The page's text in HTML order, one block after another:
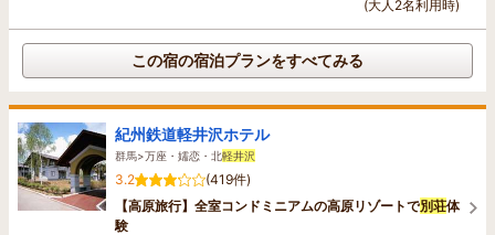
(大人2名利用時)
この宿の宿泊プランをすべてみる
紀州鉄道軽井沢ホテル
群馬>万座・嬬恋・北軽井沢
3.2
(419件)
【高原旅行】全室コンドミニアムの高原リゾートで別荘体
験